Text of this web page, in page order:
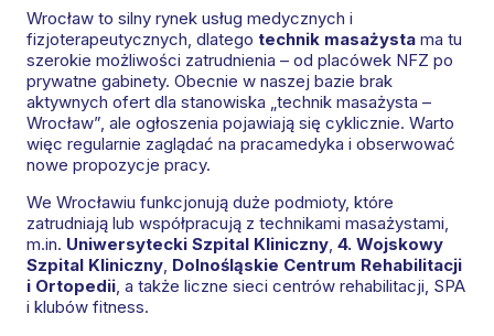
Wrocław to silny rynek usług medycznych i
fizjoterapeutycznych, dlatego technik masażysta ma tu
szerokie możliwości zatrudnienia – od placówek NFZ po
prywatne gabinety. Obecnie w naszej bazie brak
aktywnych ofert dla stanowiska „technik masażysta –
Wrocław”, ale ogłoszenia pojawiają się cyklicznie. Warto
więc regularnie zaglądać na pracamedyka i obserwować
nowe propozycje pracy.
We Wrocławiu funkcjonują duże podmioty, które
zatrudniają lub współpracują z technikami masażystami,
m.in. Uniwersytecki Szpital Kliniczny, 4. Wojskowy
Szpital Kliniczny, Dolnośląskie Centrum Rehabilitacji
i Ortopedii, a także liczne sieci centrów rehabilitacji, SPA
i klubów fitness.